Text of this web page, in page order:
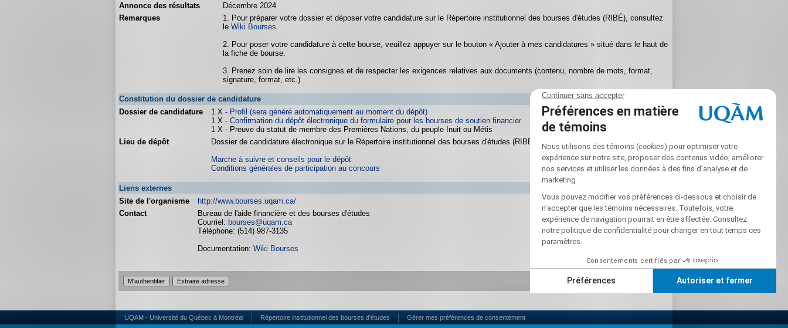
Annonce des résultats
Décembre 2024
Remarques
1. Pour préparer votre dossier et déposer votre candidature sur le Répertoire institutionnel des bourses d'études (RIBÉ), consultez
le Wiki Bourses
2. Pour poser votre candidature à cette bourse, veuillez appuyer sur le bouton « Ajouter à mes candidatures » situé dans le haut de
la fiche de bourse.
3. Prenez soin de lire les consignes et de respecter les exigences relatives aux documents (contenu, nombre de mots, format,
signature, format, etc.)
Constitution du dossier de candidature
Dossier de candidature
1 X - Profil (sera généré automatiquement au moment du dépôt)
1 X - Confirmation du dépôt électronique du formulaire pour les bourses de soutien financier
1 X - Preuve du statut de membre des Premières Nations, du peuple Inuit ou Métis
Lieu de dépôt
Dossier de candidature électronique sur le Répertoire institutionnel des bourses d'études (RIBÉ)
Marche à suivre et conseils pour le dépôt
Conditions générales de participation au concours
Liens externes
Site de l'organisme
http://www.bourses.uqam.ca/
Contact
Bureau de l'aide financière et des bourses d'études
Courriel: bourses@uqam.ca
Téléphone: (514) 987-3135
Documentation: Wiki Bourses
UQAM - Université du Québec à Montréal Répertoire institutionnel des bourses d'études Gérer mes préférences de consentement